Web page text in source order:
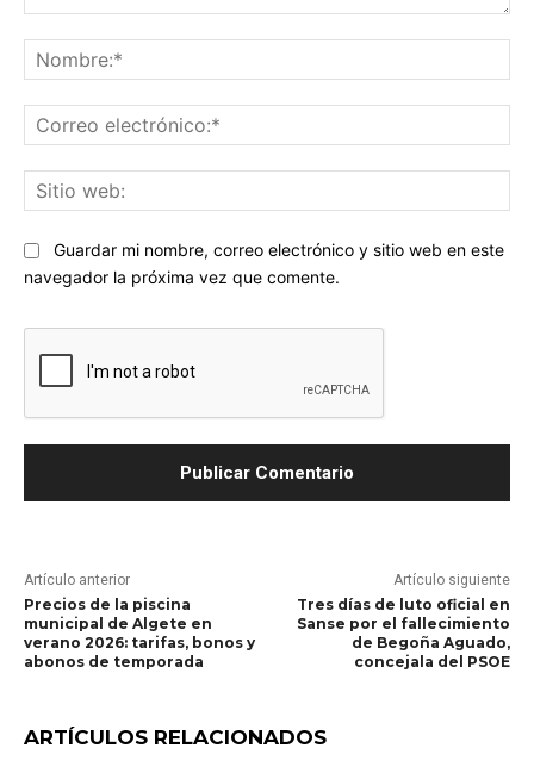
Guardar mi nombre, correo electrónico y sitio web en este
navegador la próxima vez que comente.
Artículo anterior
Precios de la piscina
municipal de Algete en
verano 2026: tarifas, bonos y
abonos de temporada
Artículo siguiente
Tres días de luto oficial en
Sanse por el fallecimiento
de Begoña Aguado,
concejala del PSOE
ARTÍCULOS RELACIONADOS